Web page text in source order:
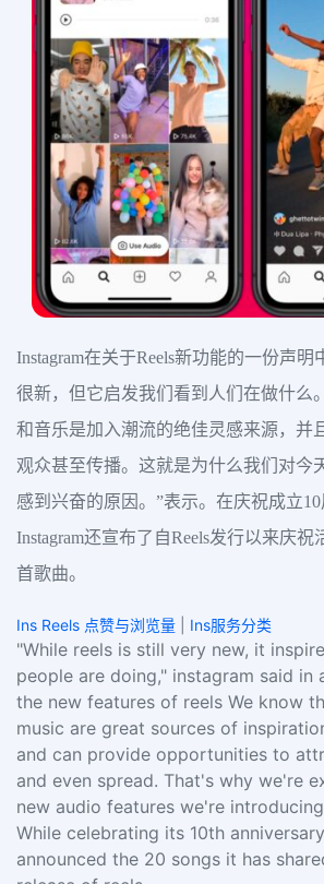
Instagram在关于Reels新功能的一份声明
很新，但它启发我们看到人们在做什么
和音乐是加入潮流的绝佳灵感来源，并
观众甚至传播。这就是为什么我们对今
感到兴奋的原因。”表示。在庆祝成立10
Instagram还宣布了自Reels发行以来庆祝
首歌曲。
Ins Reels 点赞与浏览量 Ins服务分类
"While reels is still very new, it
people are doing," instagram said in
the new features of reels We know
music are great sources of
and can provide opportunities to
and even spread. That's why we're
new audio features we're
While celebrating its 10th
announced the 20 songs it has